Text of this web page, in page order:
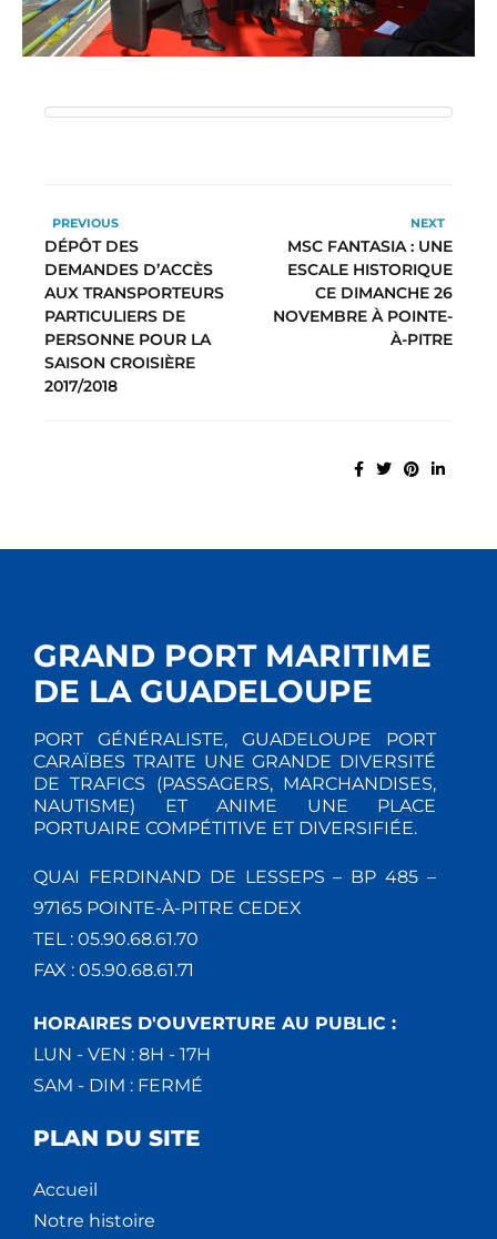
PREVIOUS
DÉPÔT DES
DEMANDES D’ACCÈS
AUX TRANSPORTEURS
PARTICULIERS DE
PERSONNE POUR LA
SAISON CROISIÈRE
2017/2018
NEXT
MSC FANTASIA : UNE
ESCALE HISTORIQUE
CE DIMANCHE 26
NOVEMBRE À POINTE-
À-PITRE
GRAND PORT MARITIME
DE LA GUADELOUPE
PORT GÉNÉRALISTE, GUADELOUPE PORT
CARAÏBES TRAITE UNE GRANDE DIVERSITÉ
DE TRAFICS (PASSAGERS, MARCHANDISES,
NAUTISME) ET ANIME UNE PLACE
PORTUAIRE COMPÉTITIVE ET DIVERSIFIÉE.
QUAI FERDINAND DE LESSEPS – BP 485 –
97165 POINTE-À-PITRE CEDEX
TEL : 05.90.68.61.70
FAX : 05.90.68.61.71
HORAIRES D'OUVERTURE AU PUBLIC :
LUN - VEN : 8H - 17H
SAM - DIM : FERMÉ
PLAN DU SITE
Accueil
Notre histoire